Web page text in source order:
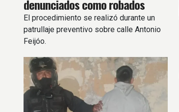
denunciados como robados
El procedimiento se realizó durante un
patrullaje preventivo sobre calle Antonio
Feijóo.